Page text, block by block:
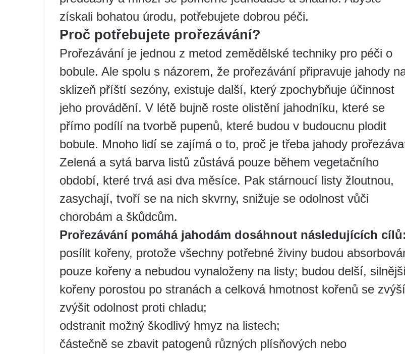
získali bohatou úrodu, potřebujete dobrou péči.
Proč potřebujete prořezávání?
Prořezávání je jednou z metod zemědělské techniky pro péči o
bobule. Ale spolu s názorem, že prořezávání připravuje jahody
sklizeň příští sezóny, existuje další, který zpochybňuje účinnost
jeho provádění. V létě bujně roste olistění jahodníku, které se
přímo podílí na tvorbě pupenů, které budou v budoucnu plodit
bobule. Mnoho lidí se zajímá o to, proč je třeba jahody
Zelená a sytá barva listů zůstává pouze během vegetačního
období, které trvá asi dva měsíce. Pak stárnoucí listy žloutnou,
zasychají, tvoří se na nich skvrny, snižuje se odolnost vůči
chorobám a škůdcům.
Prořezávání pomáhá jahodám dosáhnout následujících cílů:
posílit kořeny, protože všechny potřebné živiny budou
pouze kořeny a nebudou vynaloženy na listy; budou delší,
kořeny porostou po stranách a celková hmotnost kořenů se
zvýšit odolnost proti chladu;
odstranit možný škodlivý hmyz na listech;
částečně se zbavit patogenů různých plísňových nebo